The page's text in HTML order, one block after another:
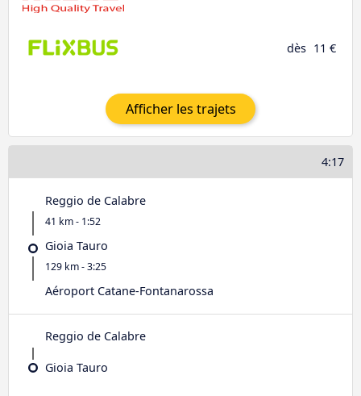
dès 11 €
Afficher les trajets
4:17
Reggio de Calabre
41 km - 1:52
Gioia Tauro
129 km - 3:25
Aéroport Catane-Fontanarossa
Reggio de Calabre
Gioia Tauro